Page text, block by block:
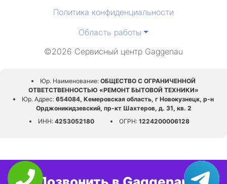
Политика конфиденциальности
Область работы
©2026 Сервисный центр Gaggenau
Юр. Наименование: ОБЩЕСТВО С ОГРАНИЧЕННОЙ
ОТВЕТСТВЕННОСТЬЮ «РЕМОНТ БЫТОВОЙ ТЕХНИКИ»
Юр. Адрес: 654084, Кемеровская область, г Новокузнецк, р-н
Орджоникидзевский, пр-кт Шахтеров, д. 31, кв. 2
ИНН: 4253052180 ОГРН: 1224200006128